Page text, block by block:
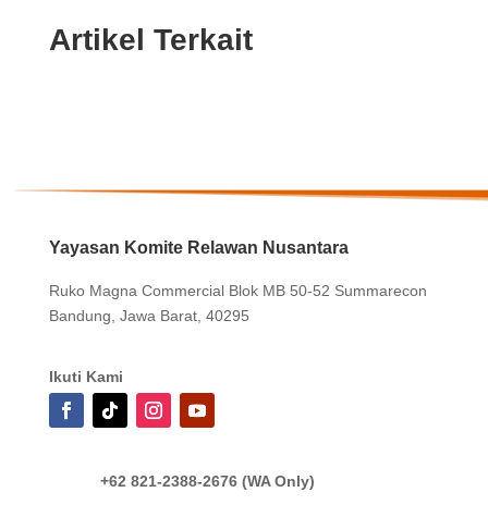
Artikel Terkait
Yayasan Komite Relawan Nusantara
Ruko Magna Commercial Blok MB 50-52 Summarecon
Bandung, Jawa Barat, 40295
Ikuti Kami
+62 821-2388-2676 (WA Only)